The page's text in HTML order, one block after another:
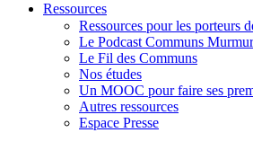
Ressources
Ressources pour les porteurs
Le Podcast Communs
Le Fil des Communs
Nos études
Un MOOC pour faire ses
Autres ressources
Espace Presse